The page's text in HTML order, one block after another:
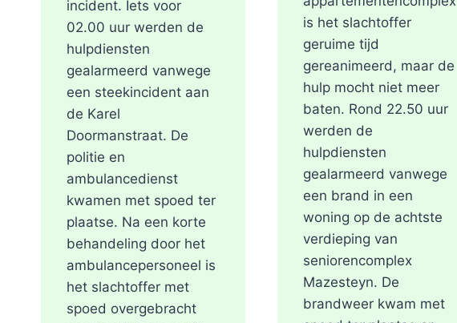
incident. Iets voor
02.00 uur werden de
hulpdiensten
gealarmeerd vanwege
een steekincident aan
de Karel
Doormanstraat. De
politie en
ambulancedienst
kwamen met spoed ter
plaatse. Na een korte
behandeling door het
ambulancepersoneel is
het slachtoffer met
spoed overgebracht
is het slachtoffer
geruime tijd
gereanimeerd, maar de
hulp mocht niet meer
baten. Rond 22.50 uur
werden de
hulpdiensten
gealarmeerd vanwege
een brand in een
woning op de achtste
verdieping van
seniorencomplex
Mazesteyn. De
brandweer kwam met